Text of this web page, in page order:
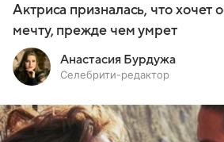
Актриса призналась, что хочет
мечту, прежде чем умрет
Анастасия Бурдужа
Селебрити-редактор